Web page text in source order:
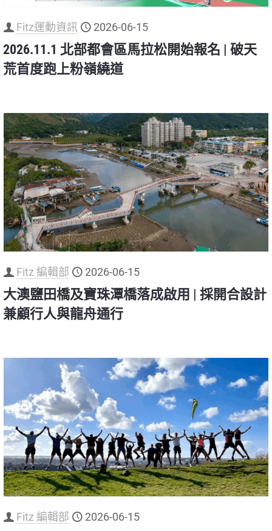
Fitz運動資訊 2026-06-15
2026.11.1 北部都會區馬拉松開始報名 | 破天
荒首度跑上粉嶺繞道
Fitz 編輯部 2026-06-15
大澳鹽田橋及寶珠潭橋落成啟用 | 採開合設計
兼顧行人與龍舟通行
Fitz 編輯部 2026-06-15